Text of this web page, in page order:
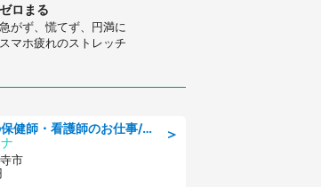
ゼロまる
急がず、慌てず、円満に
スマホ疲れのストレッチ
＞
社団法人での保健師・看護師のお仕事/未経験OK/要資格:普通免許、保健師、正看護師
市